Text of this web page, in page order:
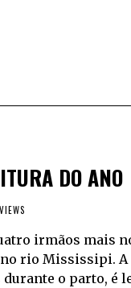
DO ANO
irmãos mais
rio Mississipi. A
o parto, é